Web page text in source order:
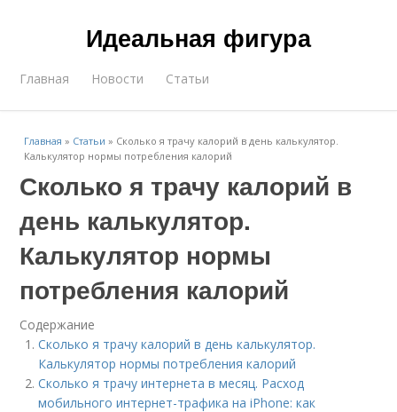
Идеальная фигура
Главная Новости Статьи
Главная » Статьи » Сколько я трачу калорий в день калькулятор.
Калькулятор нормы потребления калорий
Сколько я трачу калорий в
день калькулятор.
Калькулятор нормы
потребления калорий
Содержание
Сколько я трачу калорий в день калькулятор.
Калькулятор нормы потребления калорий
Сколько я трачу интернета в месяц. Расход
мобильного интернет-трафика на iPhone: как